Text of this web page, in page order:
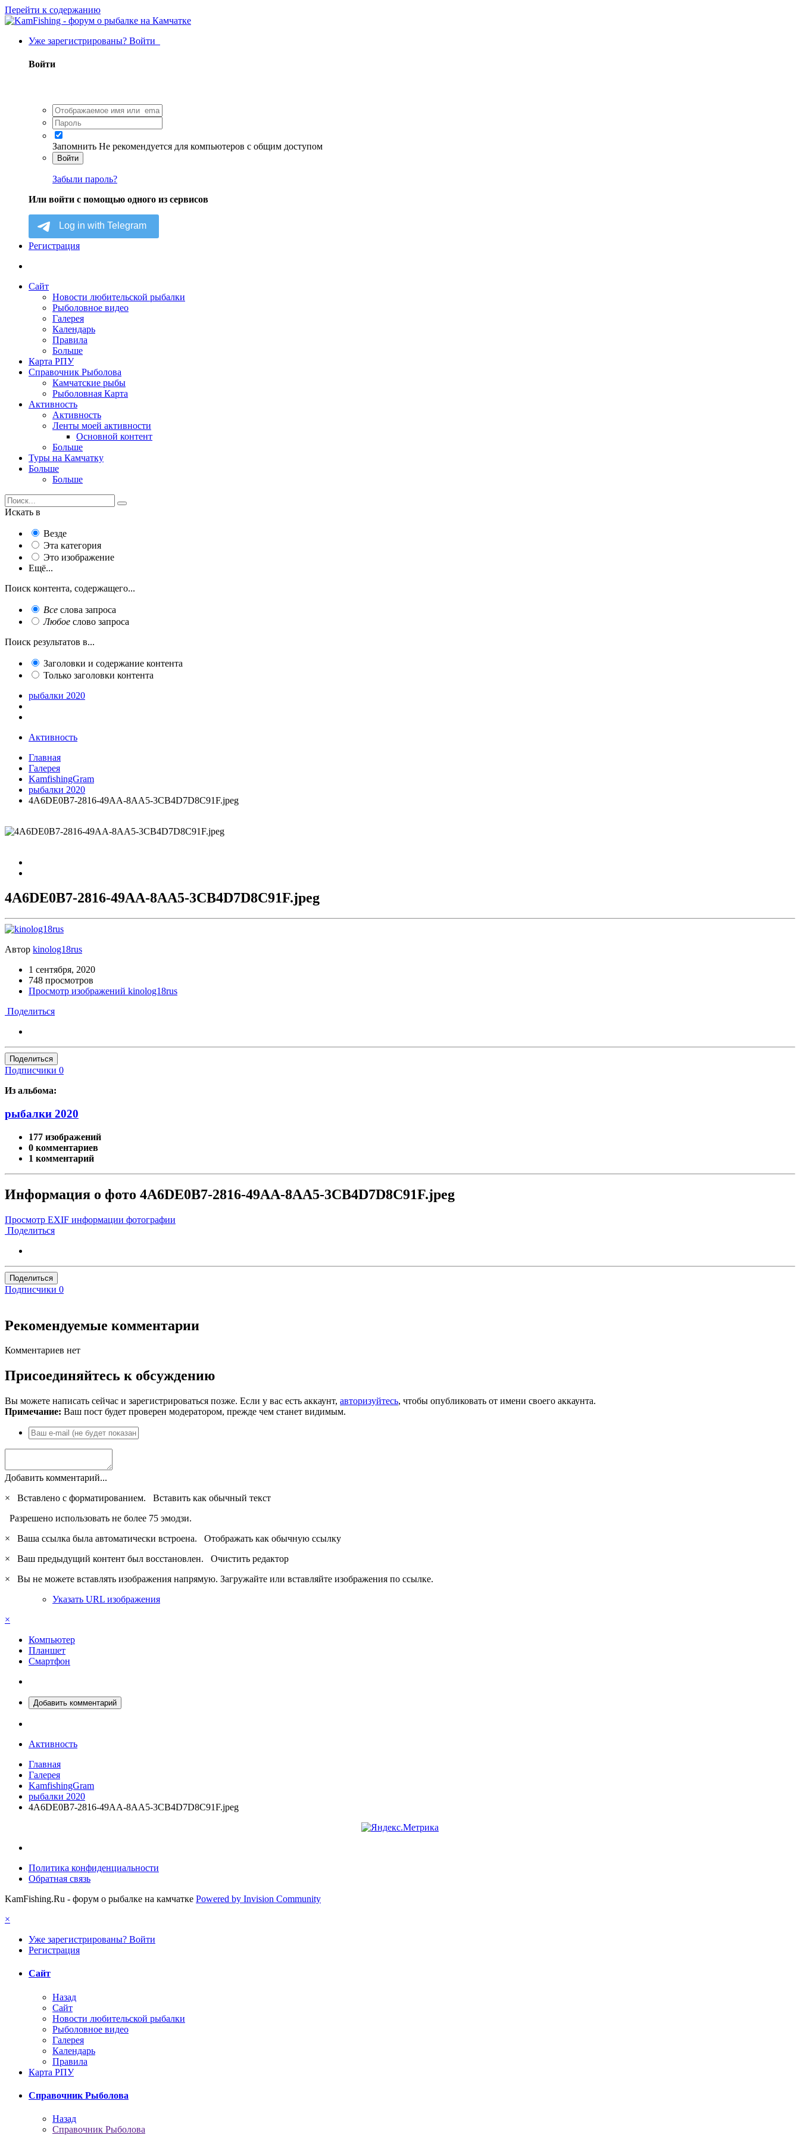
Перейти к содержанию
Уже зарегистрированы? Войти
Войти
Запомнить Не рекомендуется для компьютеров с общим доступом
Войти
Забыли пароль?
Или войти с помощью одного из сервисов
Регистрация
Сайт
Новости любительской рыбалки
Рыболовное видео
Галерея
Календарь
Правила
Больше
Карта РПУ
Справочник Рыболова
Камчатские рыбы
Рыболовная Карта
Активность
Активность
Ленты моей активности
Основной контент
Больше
Туры на Камчатку
Больше
Больше
Искать в
Везде
Эта категория
Это изображение
Ещё...
Поиск контента, содержащего...
Все слова запроса
Любое слово запроса
Поиск результатов в...
Заголовки и содержание контента
Только заголовки контента
рыбалки 2020
Активность
Главная
Галерея
KamfishingGram
рыбалки 2020
4A6DE0B7-2816-49AA-8AA5-3CB4D7D8C91F.jpeg
4A6DE0B7-2816-49AA-8AA5-3CB4D7D8C91F.jpeg
Автор kinolog18rus
1 сентября, 2020
748 просмотров
Просмотр изображений kinolog18rus
Поделиться
Поделиться
Подписчики 0
Из альбома:
рыбалки 2020
177 изображений
0 комментариев
1 комментарий
Информация о фото 4A6DE0B7-2816-49AA-8AA5-3CB4D7D8C91F.jpeg
Просмотр EXIF информации фотографии
Поделиться
Поделиться
Подписчики 0
Рекомендуемые комментарии
Комментариев нет
Присоединяйтесь к обсуждению
Вы можете написать сейчас и зарегистрироваться позже. Если у вас есть аккаунт, авторизуйтесь, чтобы опубликовать от имени своего аккаунта.
Примечание: Ваш пост будет проверен модератором, прежде чем станет видимым.
Добавить комментарий...
×
Вставлено с форматированием. Вставить как обычный текст
Разрешено использовать не более 75 эмодзи.
×
Ваша ссылка была автоматически встроена. Отображать как обычную ссылку
×
Ваш предыдущий контент был восстановлен. Очистить редактор
×
Вы не можете вставлять изображения напрямую. Загружайте или вставляйте изображения по ссылке.
Указать URL изображения
×
Компьютер
Планшет
Смартфон
Добавить комментарий
Активность
Главная
Галерея
KamfishingGram
рыбалки 2020
4A6DE0B7-2816-49AA-8AA5-3CB4D7D8C91F.jpeg
Политика конфиденциальности
Обратная связь
KamFishing.Ru - форум о рыбалке на камчатке Powered by Invision Community
×
Уже зарегистрированы? Войти
Регистрация
Сайт
Назад
Сайт
Новости любительской рыбалки
Рыболовное видео
Галерея
Календарь
Правила
Карта РПУ
Справочник Рыболова
Назад
Справочник Рыболова